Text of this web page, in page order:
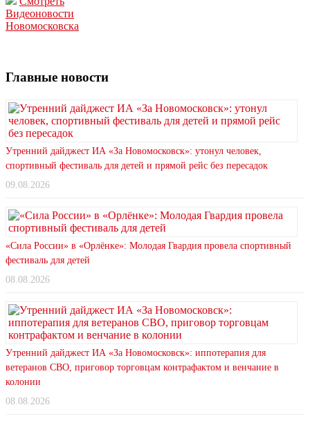
Видеоновости
Новомосковска
Главные новости
Утренний дайджест ИА «За Новомосковск»: утонул человек,
спортивный фестиваль для детей и прямой рейс без пересадок
09.08.2026
«Сила России» в «Орлёнке»: Молодая Гвардия провела спортивный
фестиваль для детей
08.08.2026
Утренний дайджест ИА «За Новомосковск»: иппотерапия для
ветеранов СВО, приговор торговцам контрафактом и венчание в
колонии
08.08.2026